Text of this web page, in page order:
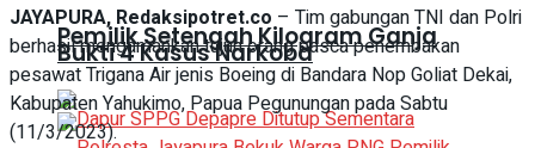
Pemilik Setengah Kilogram Ganja
Bukti 4 Kasus Narkoba
JAYAPURA, Redaksipotret.co – Tim gabungan TNI dan Polri
berhasil mengamankan tujuh orang pasca penembakan
pesawat Trigana Air jenis Boeing di Bandara Nop Goliat Dekai,
Kabupaten Yahukimo, Papua Pegunungan pada Sabtu
(11/3/2023).